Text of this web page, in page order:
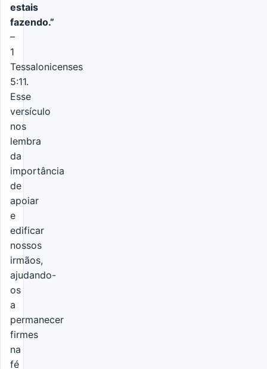
estais
fazendo.”
–
1
Tessalonicenses
5:11.
Esse
versículo
nos
lembra
da
importância
de
apoiar
e
edificar
nossos
irmãos,
ajudando-
os
a
permanecer
firmes
na
fé